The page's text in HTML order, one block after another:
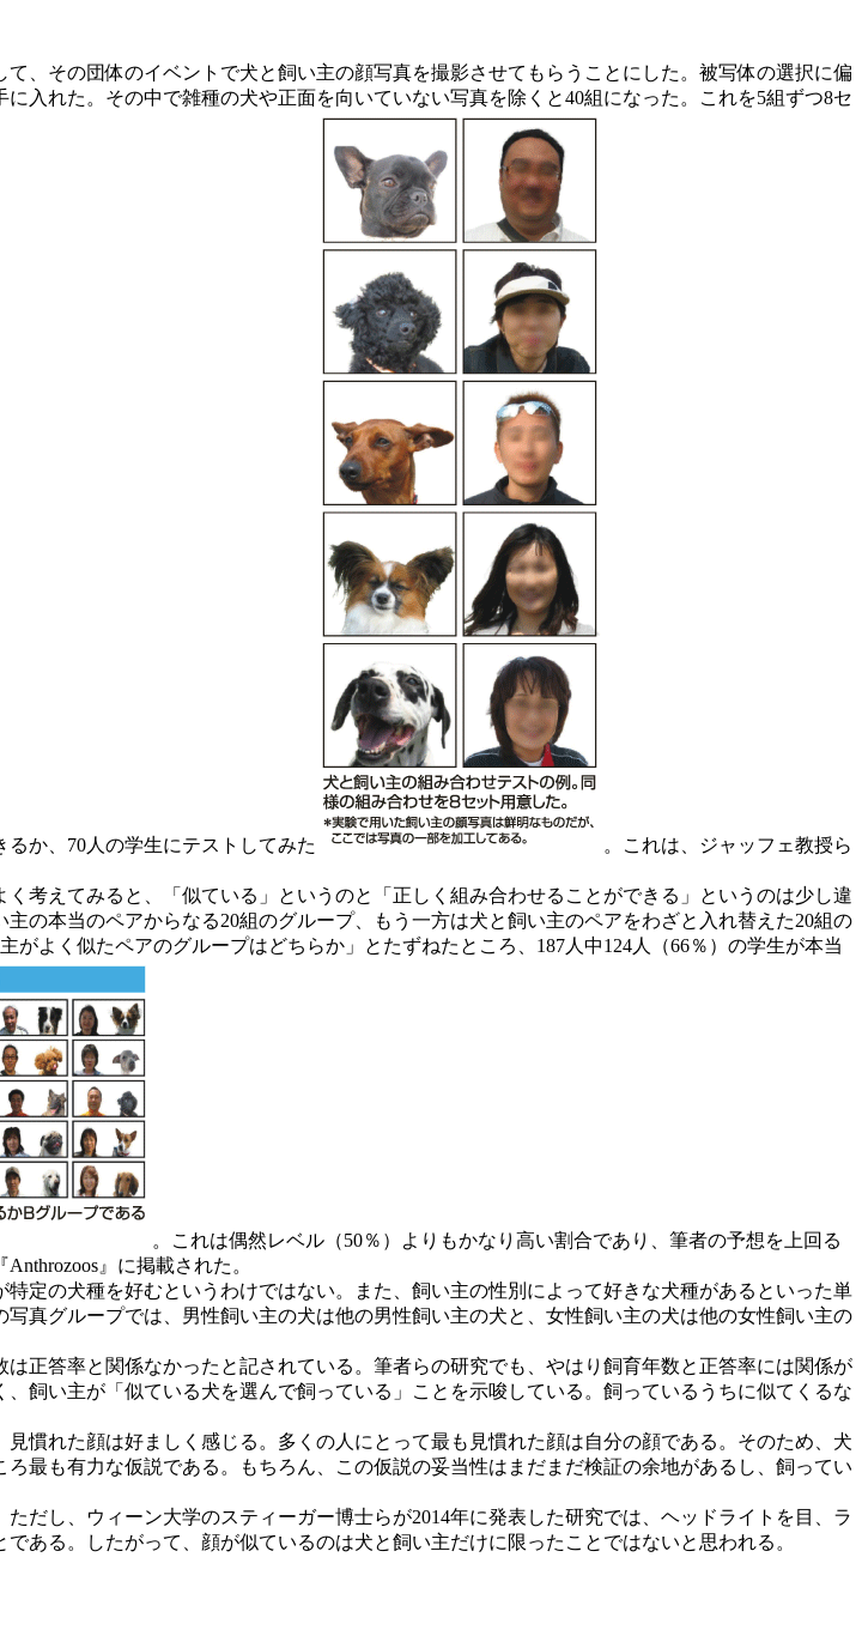
、その団体のイベントで犬と飼い主の顔写真を撮影させてもらうことにした。被写体の選択に偏
入れた。その中で雑種の犬や正面を向いていない写真を除くと40組になった。これを5組ずつ8セ
か、70人の学生にテストしてみた
。これは、ジャッフェ教授ら
考えてみると、「似ている」というのと「正しく組み合わせることができる」というのは少し違
の本当のペアからなる20組のグループ、もう一方は犬と飼い主のペアをわざと入れ替えた20組の
よく似たペアのグループはどちらか」とたずねたところ、187人中124人（66％）の学生が本当
。これは偶然レベル（50％）よりもかなり高い割合であり、筆者の予想を上回る
』に掲載された。
定の犬種を好むというわけではない。また、飼い主の性別によって好きな犬種があるといった単
真グループでは、男性飼い主の犬は他の男性飼い主の犬と、女性飼い主の犬は他の女性飼い主の
正答率と関係なかったと記されている。筆者らの研究でも、やはり飼育年数と正答率には関係が
飼い主が「似ている犬を選んで飼っている」ことを示唆している。飼っているうちに似てくるな
見慣れた顔は好ましく感じる。多くの人にとって最も見慣れた顔は自分の顔である。そのため、犬
最も有力な仮説である。もちろん、この仮説の妥当性はまだまだ検証の余地があるし、飼ってい
し、ウィーン大学のスティーガー博士らが2014年に発表した研究では、ヘッドライトを目、ラ
ある。したがって、顔が似ているのは犬と飼い主だけに限ったことではないと思われる。